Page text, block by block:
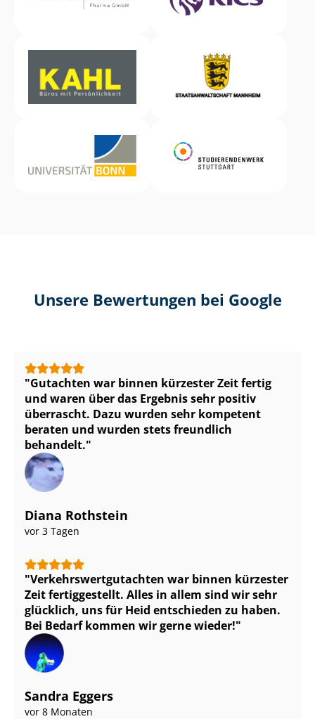
Unsere Bewertungen bei Google
Gutachten war binnen kürzester Zeit fertig
und waren über das Ergebnis sehr positiv
überrascht. Dazu wurden sehr kompetent
beraten und wurden stets freundlich
behandelt.
Diana Rothstein
vor 3 Tagen
Ver­kehrs­wert­gut­ach­ten war binnen kürzester
Zeit fertiggestellt. Alles in allem sind wir sehr
glücklich, uns für Heid entschieden zu haben.
Bei Bedarf kommen wir gerne wieder!
Sandra Eggers
vor 8 Monaten